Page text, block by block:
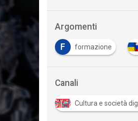
Argomenti
F formazione
Canali
Cultura e società